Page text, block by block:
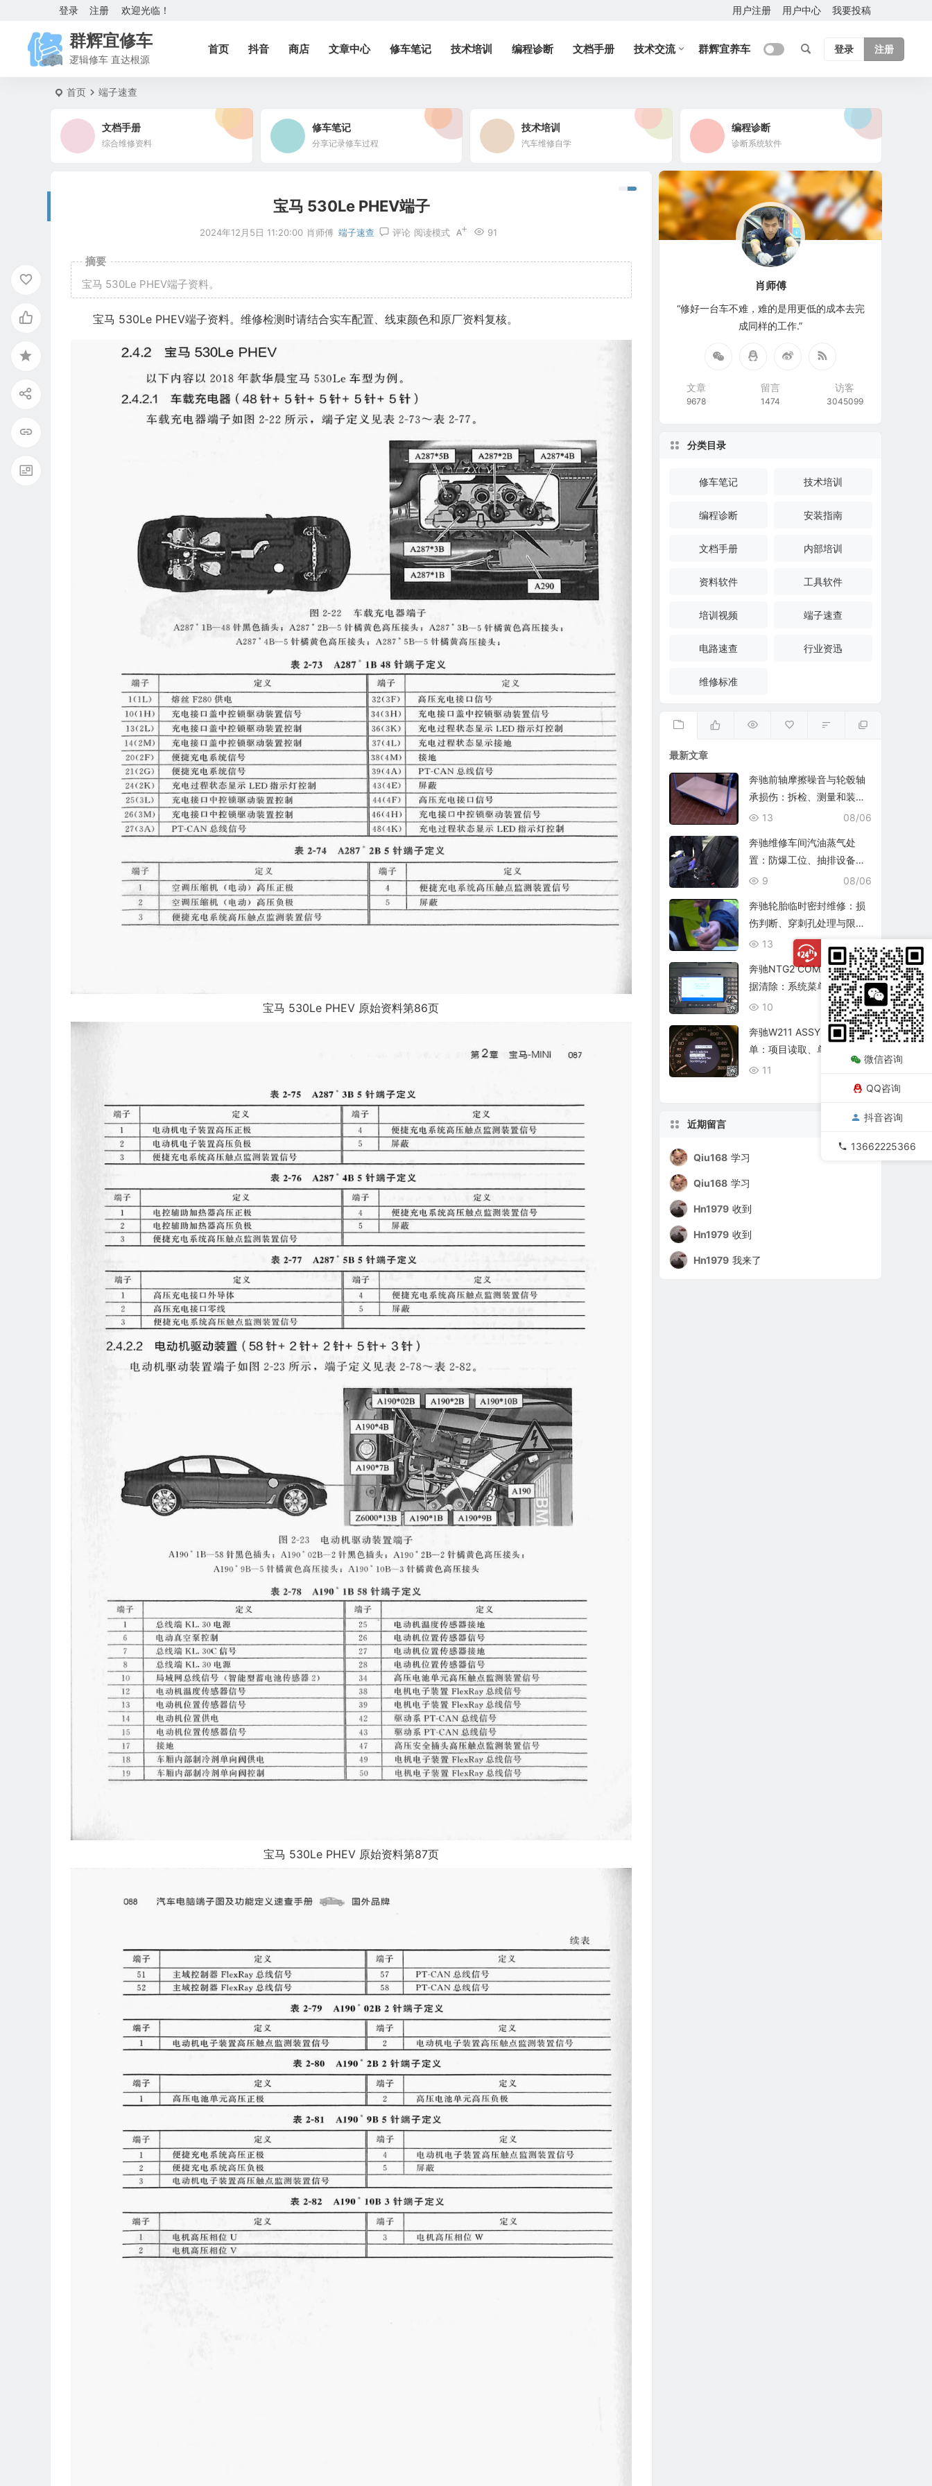
欢迎光临！
登录 注册 用户注册 用户中心 我要投稿
群辉宜修车
逻辑修车 直达根源
首页 抖音 商店 文章中心 修车笔记 技术培训 编程诊断 文档手册 技术交流 群辉宜养车 登录 注册
首页 端子速查
文档手册
综合维修资料
修车笔记
分享记录修车过程
技术培训
汽车维修自学
编程诊断
诊断系统软件
宝马 530Le PHEV端子
2024年12月5日 11:20:00 肖师傅 端子速查 评论 91
阅读模式
摘要
宝马 530Le PHEV端子资料。
宝马 530Le PHEV端子资料。维修检测时请结合实车配置、线束颜色和原厂资料复核。
宝马 530Le PHEV 原始资料第86页
宝马 530Le PHEV 原始资料第87页
肖师傅
“修好一台车不难，难的是用更低的成本去完
成同样的工作.”
文章
9678
留言
1474
访客
3045099
分类目录
修车笔记 技术培训
编程诊断 安装指南
文档手册 内部培训
资料软件 工具软件
培训视频 端子速查
电路速查 行业资迅
维修标准
最新文章
奔驰前轴摩擦噪音与轮毂轴
承损伤：拆检、测量和装复
复查
08/06
13
奔驰维修车间汽油蒸气处
置：防爆工位、抽排设备与
燃油收集
08/06
9
奔驰轮胎临时密封维修：损
伤判断、穿刺孔处理与限速
复查
08/06
13
奔驰NTG2 COMAND个人数
据清除：系统菜单、恢复出
厂与结果确认
08/06
10
奔驰W211 ASSYST保养菜
单：项目读取、单项确认与
复位核查
11
近期留言
Qiu168 学习
Qiu168 学习
Hn1979 收到
Hn1979 收到
Hn1979 我来了
微信咨询
QQ咨询
抖音咨询
13662225366